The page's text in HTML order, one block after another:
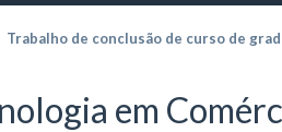
Trabalho de conclusão de curso de
em